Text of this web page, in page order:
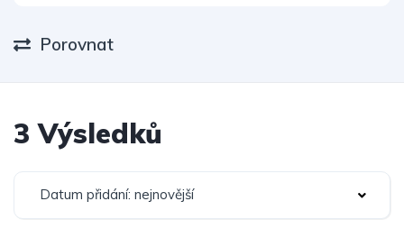
Porovnat
3 Výsledků
Datum přidání: nejnovější